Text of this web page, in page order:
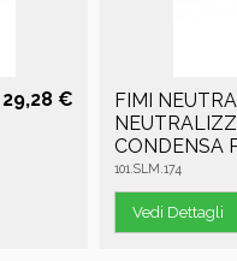
29,28 €
FIMI
CONDENSA
101.SLM.174
Vedi Dettagli